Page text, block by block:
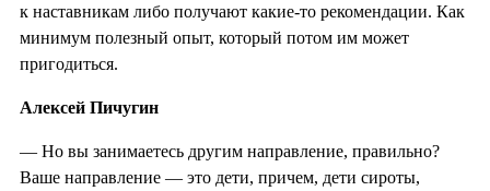
к наставникам либо получают какие-то рекомендации. Как
минимум полезный опыт, который потом им может
пригодиться.
Алексей Пичугин
— Но вы занимаетесь другим направление, правильно?
Ваше направление — это дети, причем, дети сироты,